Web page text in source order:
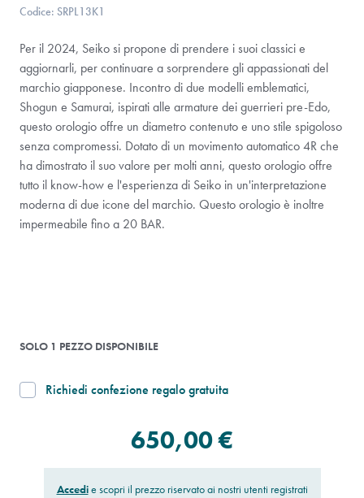
Codice: SRPL13K1
Per il 2024, Seiko si propone di prendere i suoi classici e
aggiornarli, per continuare a sorprendere gli appassionati del
marchio giapponese. Incontro di due modelli emblematici,
Shogun e Samurai, ispirati alle armature dei guerrieri pre-Edo,
questo orologio offre un diametro contenuto e uno stile spigoloso
senza compromessi. Dotato di un movimento automatico 4R che
ha dimostrato il suo valore per molti anni, questo orologio offre
tutto il know-how e l'esperienza di Seiko in un'interpretazione
moderna di due icone del marchio. Questo orologio è inoltre
impermeabile fino a 20 BAR.
SOLO 1 PEZZO DISPONIBILE
Richiedi confezione regalo gratuita
650,00 €
Accedie scopri il prezzo riservato ai nostri utenti registrati